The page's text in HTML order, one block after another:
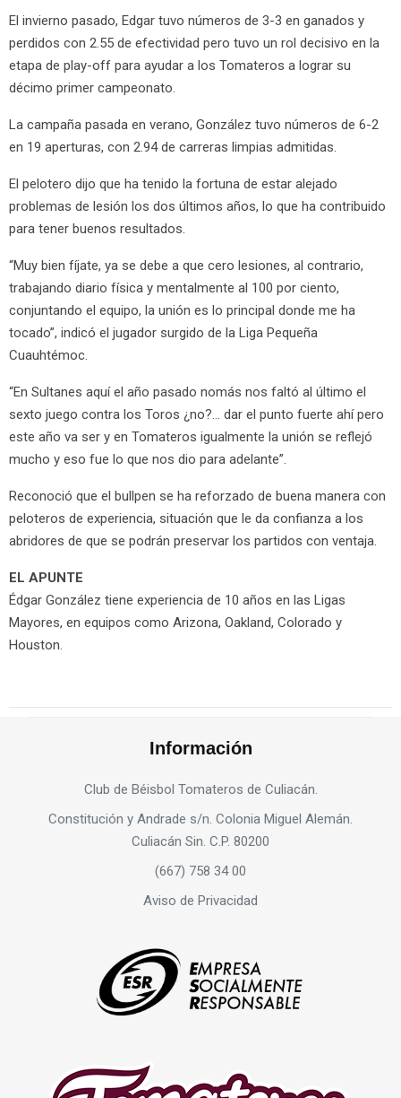
El invierno pasado, Edgar tuvo números de 3-3 en ganados y
perdidos con 2.55 de efectividad pero tuvo un rol decisivo en la
etapa de play-off para ayudar a los Tomateros a lograr su
décimo primer campeonato.
La campaña pasada en verano, González tuvo números de 6-2
en 19 aperturas, con 2.94 de carreras limpias admitidas.
El pelotero dijo que ha tenido la fortuna de estar alejado
problemas de lesión los dos últimos años, lo que ha contribuido
para tener buenos resultados.
“Muy bien fíjate, ya se debe a que cero lesiones, al contrario,
trabajando diario física y mentalmente al 100 por ciento,
conjuntando el equipo, la unión es lo principal donde me ha
tocado”, indicó el jugador surgido de la Liga Pequeña
Cuauhtémoc.
“En Sultanes aquí el año pasado nomás nos faltó al último el
sexto juego contra los Toros ¿no?… dar el punto fuerte ahí pero
este año va ser y en Tomateros igualmente la unión se reflejó
mucho y eso fue lo que nos dio para adelante”.
Reconoció que el bullpen se ha reforzado de buena manera con
peloteros de experiencia, situación que le da confianza a los
abridores de que se podrán preservar los partidos con ventaja.
EL APUNTE
Édgar González tiene experiencia de 10 años en las Ligas
Mayores, en equipos como Arizona, Oakland, Colorado y
Houston.
Información
Club de Béisbol Tomateros de Culiacán.
Constitución y Andrade s/n. Colonia Miguel Alemán.
Culiacán Sin. C.P. 80200
(667) 758 34 00
Aviso de Privacidad